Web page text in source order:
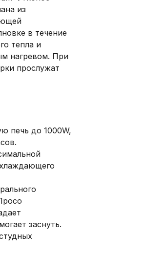
из
в течение
тепла и
нагревом. При
прослужат
печь до 1000W,
заснуть.